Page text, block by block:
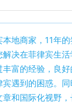
本地商家，11年
决在菲律宾生
富的经验，良
遇到的困惑。
和国际化视野